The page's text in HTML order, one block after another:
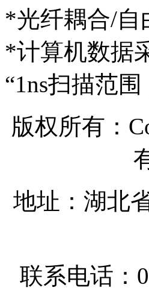
*光纤耦合/自
*计算机数据
“1ns扫描范
版权所有：
地址：湖北
联系电话：